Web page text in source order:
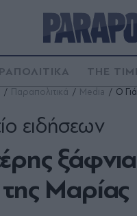
THE
Παραπολιτικά Media Ο
ειδήσεων